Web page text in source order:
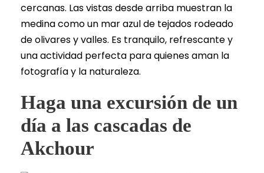
cercanas. Las vistas desde arriba muestran la
medina como un mar azul de tejados rodeado
de olivares y valles. Es tranquilo, refrescante y
una actividad perfecta para quienes aman la
fotografía y la naturaleza.
Haga una excursión de un
día a las cascadas de
Akchour